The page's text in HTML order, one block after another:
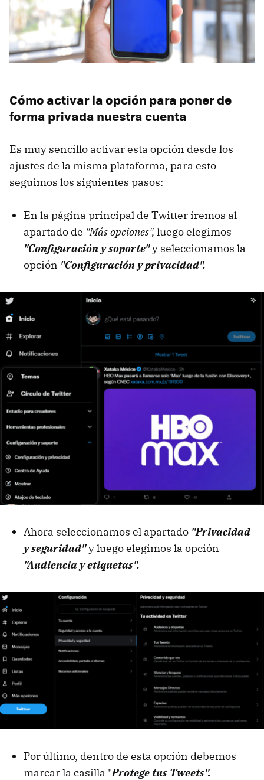
Cómo activar la opción para poner de
forma privada nuestra cuenta
Es muy sencillo activar esta opción desde los
ajustes de la misma plataforma, para esto
seguimos los siguientes pasos:
En la página principal de Twitter iremos al
apartado de "Más opciones", luego elegimos
"Configuración y soporte"y seleccionamos la
opción "Configuración y privacidad".
Ahora seleccionamos el apartado "Privacidad
y seguridad"y luego elegimos la opción
"Audiencia y etiquetas".
Por último, dentro de esta opción debemos
marcar la casilla "Protege tus Tweets".